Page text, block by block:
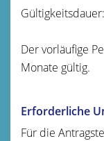
Gültigkeitsdauer:
Dervorläufige
Monate gültig.
Erforderliche
Für die